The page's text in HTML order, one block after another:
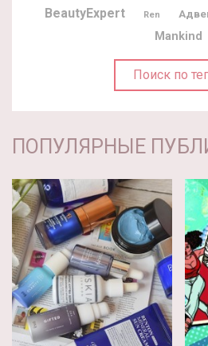
BeautyExpert Ren
Mankind
Поиск по
ПОПУЛЯРНЫЕ